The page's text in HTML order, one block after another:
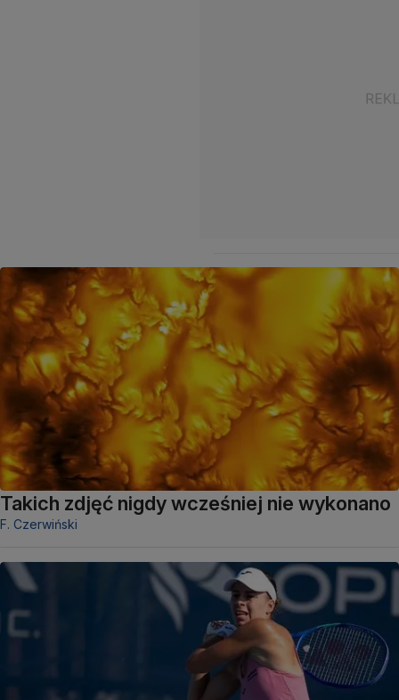
Takich zdjęć nigdy wcześniej nie wykonano
F. Czerwiński